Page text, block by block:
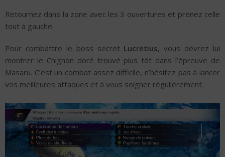
Retournez dans la zone avec les 3 ouvertures et prenez celle
tout à gauche.
Pour combattre le boss secret Lucretius, vous devrez lui
montrer le Chignon doré trouvé plus tôt dans l’épreuve de
Masaru. C’est un combat assez difficile, n’hésitez pas à lancer
vos meilleures attaques et à vous soigner régulièrement.